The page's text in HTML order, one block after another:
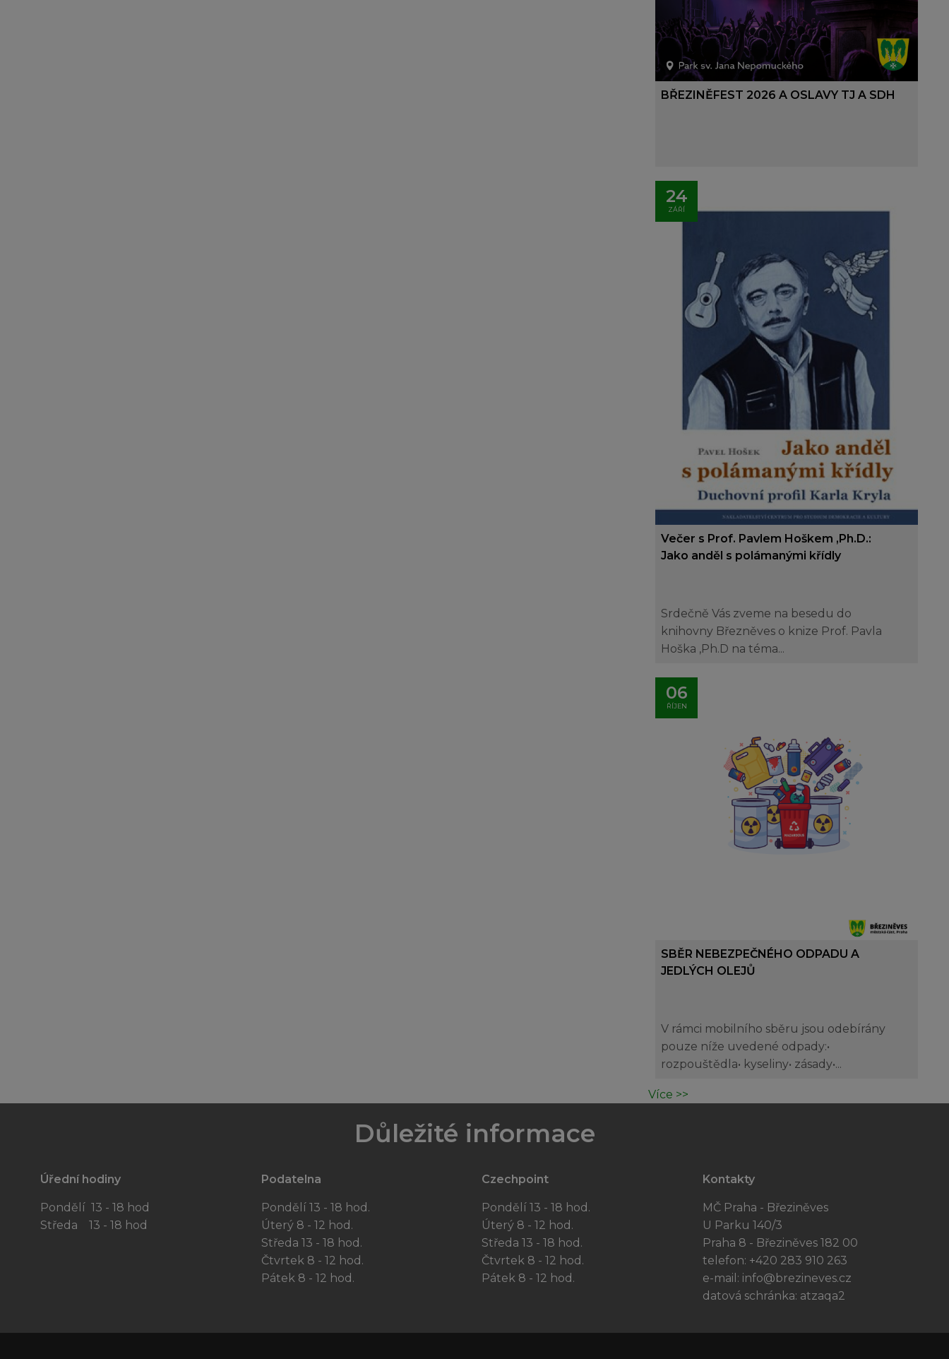
BŘEZINĚFEST 2026 A OSLAVY TJ A SDH
24
ZÁŘÍ
Večer s Prof. Pavlem Hoškem ,Ph.D.:
Jako anděl s polámanými křídly
Srdečně Vás zveme na besedu do
knihovny Březněves o knize Prof. Pavla
Hoška ,Ph.D na téma...
06
ŘÍJEN
SBĚR NEBEZPEČNÉHO ODPADU A
JEDLÝCH OLEJŮ
V rámci mobilního sběru jsou odebírány
pouze níže uvedené odpady:•
rozpouštědla• kyseliny• zásady•...
Více >>
Důležité informace
Úřední hodiny
Pondělí 13 - 18 hod
Středa 13 - 18 hod
Podatelna
Pondělí 13 - 18 hod.
Úterý 8 - 12 hod.
Středa 13 - 18 hod.
Čtvrtek 8 - 12 hod.
Pátek 8 - 12 hod.
Czechpoint
Pondělí 13 - 18 hod.
Úterý 8 - 12 hod.
Středa 13 - 18 hod.
Čtvrtek 8 - 12 hod.
Pátek 8 - 12 hod.
Kontakty
MČ Praha - Březiněves
U Parku 140/3
Praha 8 - Březiněves 182 00
telefon: +420 283 910 263
e-mail: info@brezineves.cz
datová schránka: atzaqa2